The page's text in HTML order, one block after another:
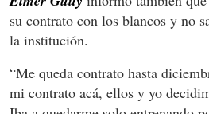
su contrato con los blancos y no
la institución.
“Me queda contrato hasta
mi contrato acá, ellos y yo